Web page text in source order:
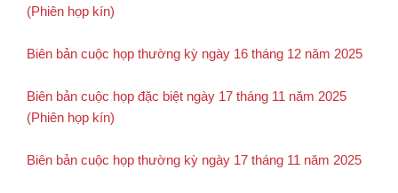
(Phiên họp kín)
Biên bản cuộc họp thường kỳ ngày 16 tháng 12 năm 2025
Biên bản cuộc họp đặc biệt ngày 17 tháng 11 năm 2025
(Phiên họp kín)
Biên bản cuộc họp thường kỳ ngày 17 tháng 11 năm 2025